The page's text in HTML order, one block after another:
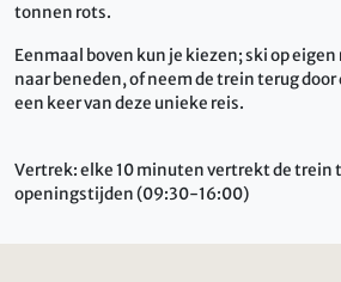
tonnen rots.
Eenmaal boven kun je kiezen; ski op
naar beneden, of neem de trein terug
een keer van deze unieke reis.
Vertrek: elke 10 minuten vertrekt de trein
openingstijden (09:30-16:00)